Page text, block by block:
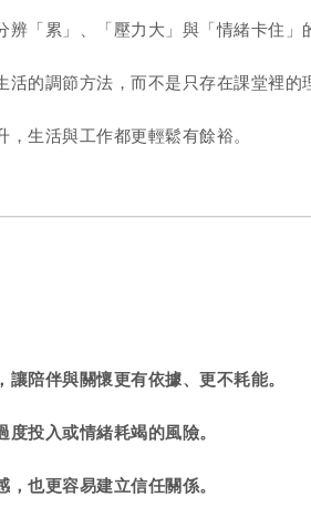
「累」、「壓力大」與「情緒卡住」
的調節方法，而不是只存在課堂裡的
生活與工作都更輕鬆有餘裕。
陪伴與關懷更有依據、更不耗能。
投入或情緒耗竭的風險。
也更容易建立信任關係。